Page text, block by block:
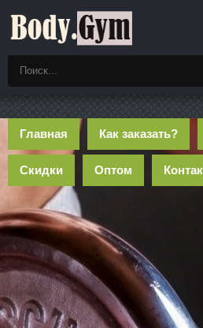
Главная Как заказать?
Скидки Оптом